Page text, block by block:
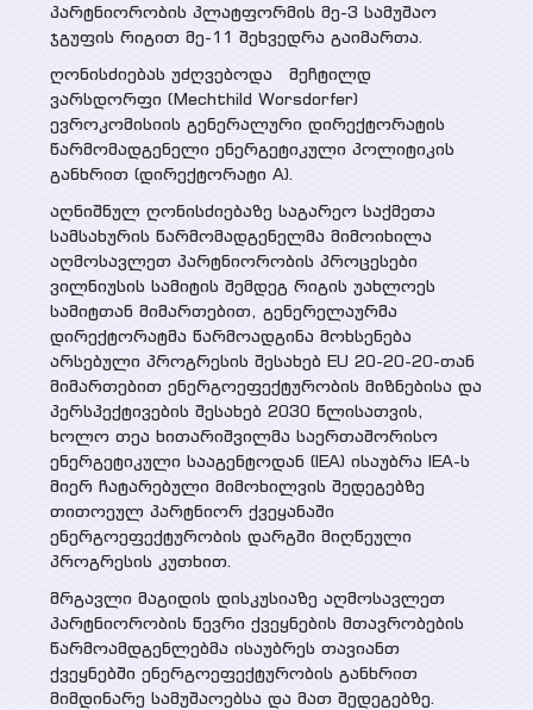
მისია და მიზნები
საქმიანობა
თანამშრომლები
პარტნიორები და დონორები
სიახლეები
პუბლიკაციები
კვლევის ანგარიშები
სხვადასხვა პუბლიკაცია
პრეზენტაციები
პროექტები
მიმდინარე
დასრულებული
მედია
ვიდეო გალერეა
WEG მედიაში
ღონისძიებები
კონტაქტი
პარტნიორობის პლატფორმის მე-3 სამუშაო
ჯგუფის რიგით მე-11 შეხვედრა გაიმართა.
ღონისძიებას უძღვებოდა მეჩტილდ
ვარსდორფი (Mechthild Worsdorfer)
ევროკომისიის გენერალური დირექტორატის
წარმომადგენელი ენერგეტიკული პოლიტიკის
განხრით (დირექტორატი A).
აღნიშნულ ღონისძიებაზე საგარეო საქმეთა
სამსახურის წარმომადგენელმა მიმოიხილა
აღმოსავლეთ პარტნიორობის პროცესები
ვილნიუსის სამიტის შემდეგ რიგის უახლოეს
სამიტთან მიმართებით, გენერელაურმა
დირექტორატმა წარმოადგინა მოხსენება
არსებული პროგრესის შესახებ EU 20-20-20-თან
მიმართებით ენერგოეფექტურობის მიზნებისა და
პერსპექტივების შესახებ 2030 წლისათვის,
ხოლო თეა ხითარიშვილმა საერთაშორისო
ენერგეტიკული სააგენტოდან (IEA) ისაუბრა IEA-ს
მიერ ჩატარებული მიმოხილვის შედეგებზე
თითოეულ პარტნიორ ქვეყანაში
ენერგოეფექტურობის დარგში მიღწეული
პროგრესის კუთხით.
მრგავლი მაგიდის დისკუსიაზე აღმოსავლეთ
პარტნიორობის წევრი ქვეყნების მთავრობების
წარმოამდგენლებმა ისაუბრეს თავიანთ
ქვეყნებში ენერგოეფექტურობის განხრით
მიმდინარე სამუშაოებსა და მათ შედეგებზე.